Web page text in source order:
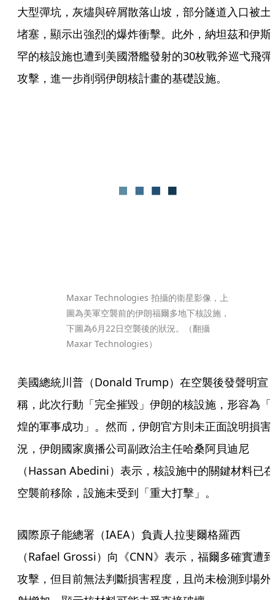
大型彈坑，灰燼與碎屑散落山坡，部分隧道入口被土
堵塞，顯示出強烈的爆炸衝擊。此外，納坦茲和伊斯
罕的核設施也遭到美國潛艦發射的30枚戰斧巡弋飛彈
攻擊，進一步削弱伊朗核計畫的基礎設施。
Maxar Technologies 拍攝的衛星影像，上
圖為美軍空襲前的伊朗福爾多地下核設施，
下圖為6月22日空襲後的狀況。（翻攝
Maxar Technologies）
美國總統川普（Donald Trump）在空襲後發聲明宣
稱，此次行動「完全摧毀」伊朗的核設施，形容為「
煌的軍事成功」。然而，伊朗官方則未正面說明損害
況，伊朗國家廣播公司副政治主任哈桑阿貝迪尼
（Hassan Abedini）表示，核設施中的關鍵材料已在
空襲前移除，設施未受到「重大打擊」。
國際原子能總署（IAEA）負責人拉斐爾格羅西
（Rafael Grossi）向《CNN》表示，福爾多確實遭到
攻擊，但目前無法判斷損害程度，且尚未檢測到場外